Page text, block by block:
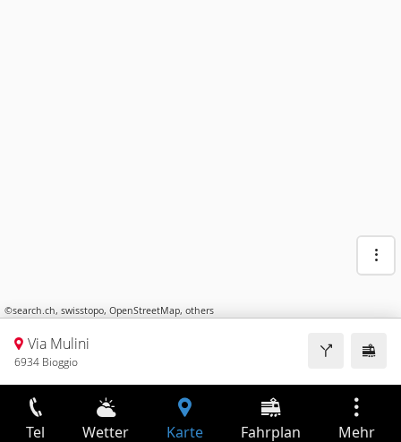
©search.ch, swisstopo, OpenStreetMap, others
Via Mulini
6934 Bioggio
Tel Wetter Karte Fahrplan Mehr